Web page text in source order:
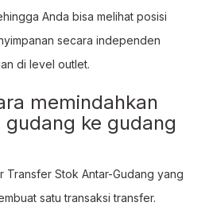
Anda bisa melihat posisi
secara independen
di level outlet.
memindahkan
ke gudang
Transfer Stok Antar-Gudang yang
satu transaksi transfer.